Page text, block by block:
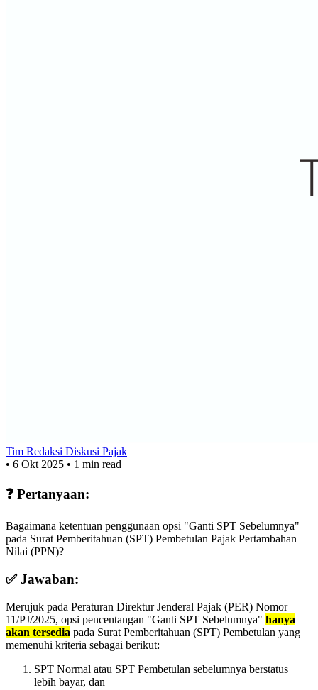
Tim Redaksi Diskusi Pajak
• 6 Okt 2025 • 1 min read
❓ Pertanyaan:
Bagaimana ketentuan penggunaan opsi "Ganti SPT Sebelumnya"
pada Surat Pemberitahuan (SPT) Pembetulan Pajak Pertambahan
Nilai (PPN)?
✅ Jawaban:
Merujuk pada Peraturan Direktur Jenderal Pajak (PER) Nomor
11/PJ/2025, opsi pencentangan "Ganti SPT Sebelumnya" hanya
akan tersedia pada Surat Pemberitahuan (SPT) Pembetulan yang
memenuhi kriteria sebagai berikut:
SPT Normal atau SPT Pembetulan sebelumnya berstatus
lebih bayar, dan